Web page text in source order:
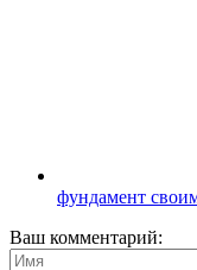
фундамент
Ваш комментарий: